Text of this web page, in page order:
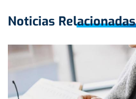
Noticias Relacionadas